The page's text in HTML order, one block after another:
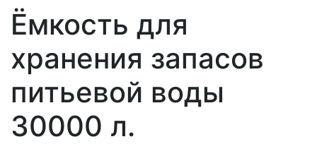
Ёмкость для
хранения запасов
питьевой воды
30000 л.